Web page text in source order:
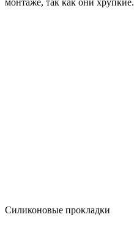
монтаже, так как они хрупкие.
Силиконовые прокладки